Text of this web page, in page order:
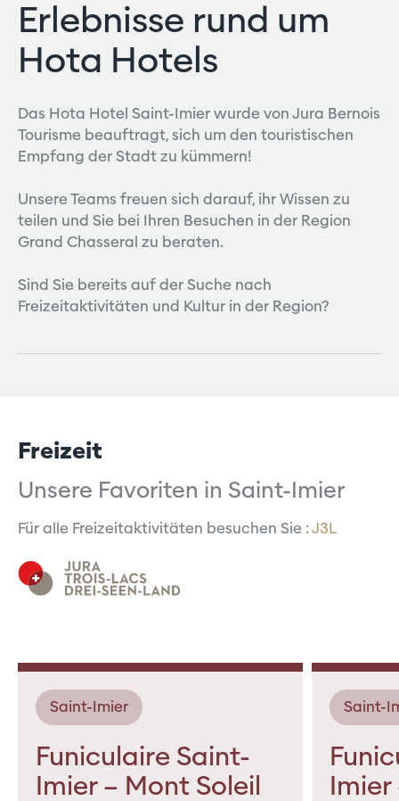
Erlebnisse rund um
Hota Hotels
Das Hota Hotel Saint-Imier wurde von Jura Bernois
Tourisme beauftragt, sich um den touristischen
Empfang der Stadt zu kümmern!
Unsere Teams freuen sich darauf, ihr Wissen zu
teilen und Sie bei Ihren Besuchen in der Region
Grand Chasseral zu beraten.
Sind Sie bereits auf der Suche nach
Freizeitaktivitäten und Kultur in der Region?
Freizeit
Unsere Favoriten in Saint-Imier
Für alle Freizeitaktivitäten besuchen Sie : J3L
Saint-Imier
Funiculaire Saint-
Imier – Mont Soleil
Saint-